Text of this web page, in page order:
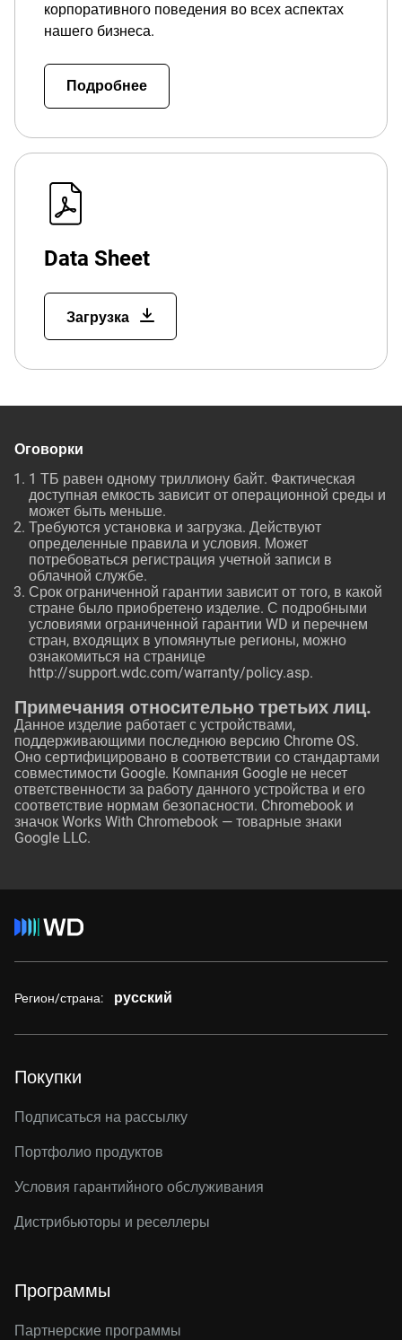
корпоративного поведения во всех аспектах
нашего бизнеса.
Подробнее
Data Sheet
Загрузка
Оговорки
1 ТБ равен одному триллиону байт. Фактическая
доступная емкость зависит от операционной среды и
может быть меньше.
Требуются установка и загрузка. Действуют
определенные правила и условия. Может
потребоваться регистрация учетной записи в
облачной службе.
Срок ограниченной гарантии зависит от того, в какой
стране было приобретено изделие. С подробными
условиями ограниченной гарантии WD и перечнем
стран, входящих в упомянутые регионы, можно
ознакомиться на странице
http://support.wdc.com/warranty/policy.asp.
Примечания относительно третьих лиц.
Данное изделие работает с устройствами,
поддерживающими последнюю версию Chrome OS.
Оно сертифицировано в соответствии со стандартами
совместимости Google. Компания Google не несет
ответственности за работу данного устройства и его
соответствие нормам безопасности. Chromebook и
значок Works With Chromebook — товарные знаки
Google LLC.
Регион/страна: русский
Покупки
Подписаться на рассылку
Портфолио продуктов
Условия гарантийного обслуживания
Дистрибьюторы и реселлеры
Программы
Партнерские программы